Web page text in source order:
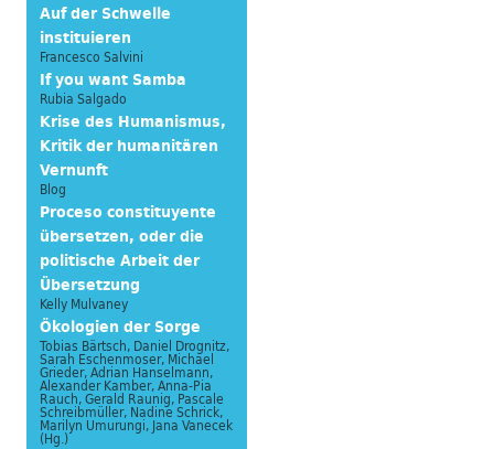
Auf der Schwelle
instituieren
Francesco Salvini
If you want Samba
Rubia Salgado
Krise des Humanismus,
Kritik der humanitären
Vernunft
Blog
Proceso constituyente
übersetzen, oder die
politische Arbeit der
Übersetzung
Kelly Mulvaney
Ökologien der Sorge
Tobias Bärtsch, Daniel Drognitz,
Sarah Eschenmoser, Michael
Grieder, Adrian Hanselmann,
Alexander Kamber, Anna-Pia
Rauch, Gerald Raunig, Pascale
Schreibmüller, Nadine Schrick,
Marilyn Umurungi, Jana Vanecek
(Hg.)